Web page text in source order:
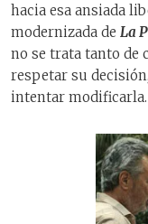
hacia esa ansiada
modernizada de La
no se trata tanto de
respetar su
intentar modificarla.